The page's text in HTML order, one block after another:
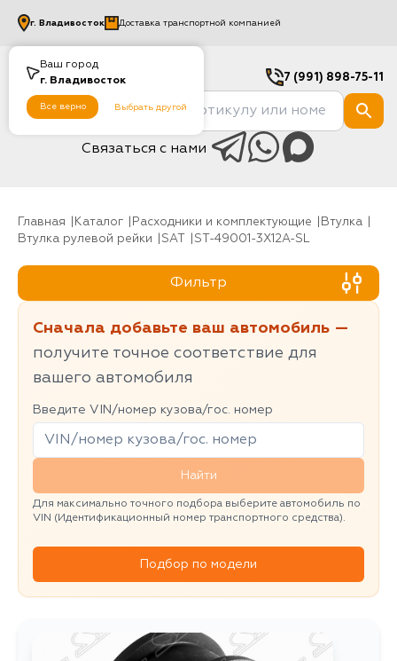
Ваш город
г. Владивосток
Все верно Выбрать другой
г. Владивосток Доставка транспортной компанией
7 (991) 898-75-11
Связаться с нами
Главная Каталог Расходники и комплектующие
Втулка
Втулка рулевой рейки
SAT ST-49001-3X12A-SL
Фильтр
Сначала добавьте ваш автомобиль —
получите точное соответствие для
вашего автомобиля
Введите VIN/номер кузова/гос. номер
Найти
Для максимально точного подбора выберите автомобиль по
VIN (Идентификационный номер транспортного средства).
Подбор по модели